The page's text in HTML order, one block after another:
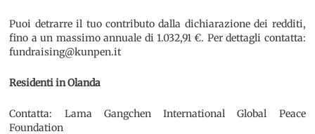
Puoi detrarre il tuo contributo dalla dichiarazione dei redditi,
fino a un massimo annuale di 1.032,91 €. Per dettagli contatta:
fundraising@kunpen.it
Residenti in Olanda
Contatta: Lama Gangchen International Global Peace
Foundation